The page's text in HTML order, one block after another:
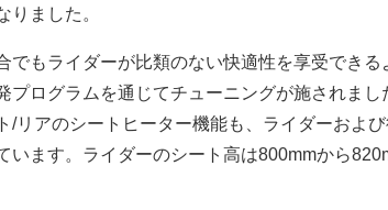
りました。
でもライダーが比類のない快適性を享受できる
プログラムを通じてチューニングが施されまし
/リアのシートヒーター機能も、ライダーおよ
います。ライダーのシート高は800mmから